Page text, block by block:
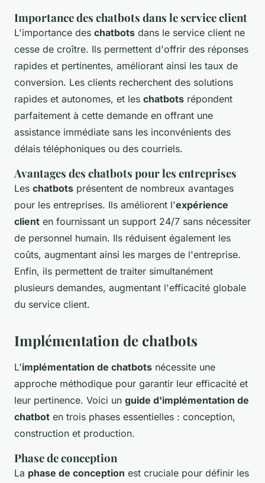
Importance des chatbots dans le service client
L'importance des chatbots dans le service client ne
cesse de croître. Ils permettent d'offrir des réponses
rapides et pertinentes, améliorant ainsi les taux de
conversion. Les clients recherchent des solutions
rapides et autonomes, et les chatbots répondent
parfaitement à cette demande en offrant une
assistance immédiate sans les inconvénients des
délais téléphoniques ou des courriels.
Avantages des chatbots pour les entreprises
Les chatbots présentent de nombreux avantages
pour les entreprises. Ils améliorent l'expérience
client en fournissant un support 24/7 sans nécessiter
de personnel humain. Ils réduisent également les
coûts, augmentant ainsi les marges de l'entreprise.
Enfin, ils permettent de traiter simultanément
plusieurs demandes, augmentant l'efficacité globale
du service client.
Implémentation de chatbots
L'implémentation de chatbots nécessite une
approche méthodique pour garantir leur efficacité et
leur pertinence. Voici un guide d'implémentation de
chatbot en trois phases essentielles : conception,
construction et production.
Phase de conception
La phase de conception est cruciale pour définir les